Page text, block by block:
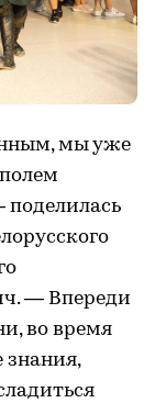
мы уже
поделилась
— Впереди
во время
знания,